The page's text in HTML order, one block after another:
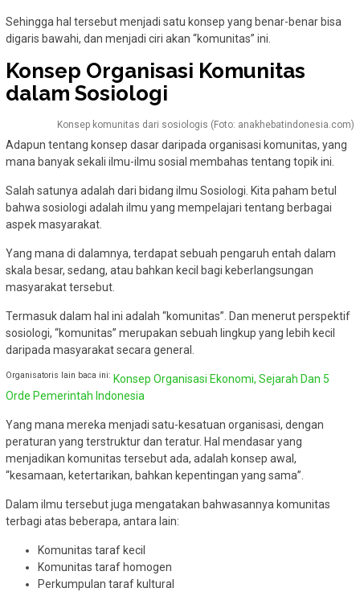
Sehingga hal tersebut menjadi satu konsep yang benar-benar bisa
digaris bawahi, dan menjadi ciri akan “komunitas” ini.
Konsep Organisasi Komunitas
dalam Sosiologi
Konsep komunitas dari sosiologis (Foto: anakhebatindonesia.com)
Adapun tentang konsep dasar daripada organisasi komunitas, yang
mana banyak sekali ilmu-ilmu sosial membahas tentang topik ini.
Salah satunya adalah dari bidang ilmu Sosiologi. Kita paham betul
bahwa sosiologi adalah ilmu yang mempelajari tentang berbagai
aspek masyarakat.
Yang mana di dalamnya, terdapat sebuah pengaruh entah dalam
skala besar, sedang, atau bahkan kecil bagi keberlangsungan
masyarakat tersebut.
Termasuk dalam hal ini adalah “komunitas”. Dan menerut perspektif
sosiologi, “komunitas” merupakan sebuah lingkup yang lebih kecil
daripada masyarakat secara general.
Organisatoris lain baca ini: Konsep Organisasi Ekonomi, Sejarah Dan 5
Orde Pemerintah Indonesia
Yang mana mereka menjadi satu-kesatuan organisasi, dengan
peraturan yang terstruktur dan teratur. Hal mendasar yang
menjadikan komunitas tersebut ada, adalah konsep awal,
“kesamaan, ketertarikan, bahkan kepentingan yang sama”.
Dalam ilmu tersebut juga mengatakan bahwasannya komunitas
terbagi atas beberapa, antara lain:
Komunitas taraf kecil
Komunitas taraf homogen
Perkumpulan taraf kultural